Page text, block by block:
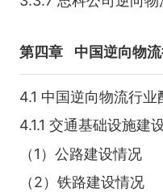
第四章 中国逆向物
4.1 中国逆向物流行
4.1.1 交通基础设施建
（1）公路建设情况
（2）铁路建设情况